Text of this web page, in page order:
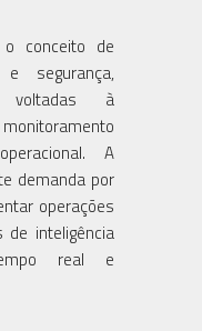
conceito de
segurança,
voltadas à
A
demanda por
operações
de inteligência
real e